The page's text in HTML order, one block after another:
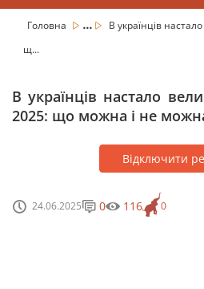
Головна ...
В українців
щ...
В українців настало
2025: що можна і не
Відключити
24.06.2025 0
0 116